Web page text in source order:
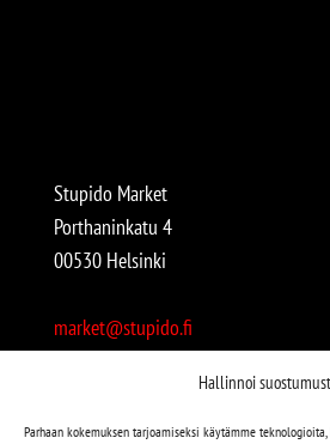
Hallinnoi
Parhaan kokemuksen tarjoamiseksi käytämme
Stupido Market
Porthaninkatu 4
00530 Helsinki
market@stupido.fi
Avoinna: